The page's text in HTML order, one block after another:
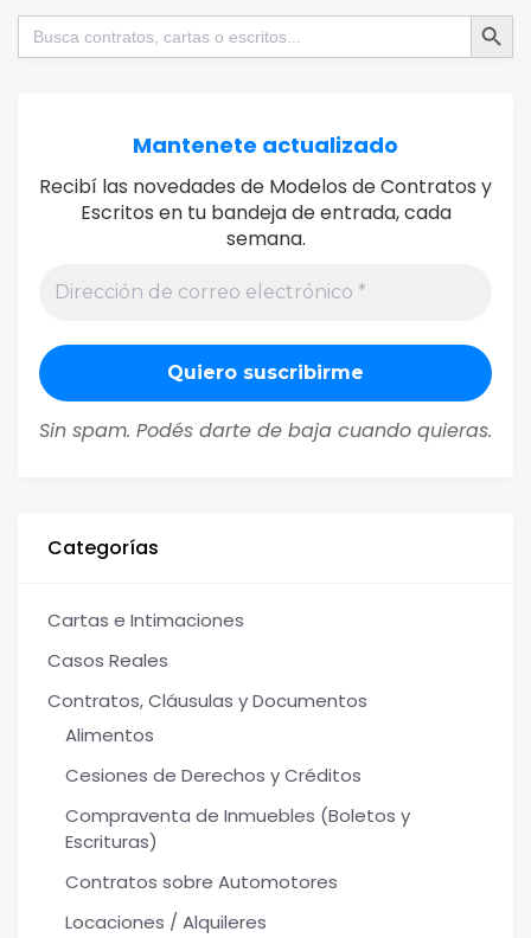
Buscar: Botón de
Mantenete actualizado
Recibí las novedades de Modelos de Contratos y
Escritos en tu bandeja de entrada, cada
semana.
Sin spam. Podés darte de baja cuando quieras.
Categorías
Cartas e Intimaciones
Casos Reales
Contratos, Cláusulas y Documentos
Alimentos
Cesiones de Derechos y Créditos
Compraventa de Inmuebles (Boletos y
Escrituras)
Contratos sobre Automotores
Locaciones / Alquileres